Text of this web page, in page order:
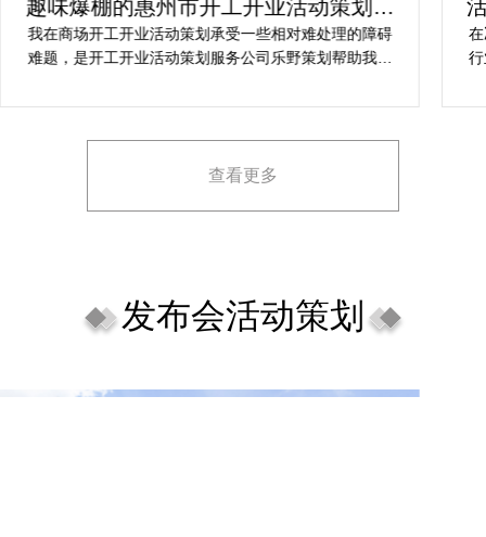
趣味爆棚的惠州市开工开业活动策划方
案精选
我在商场开工开业活动策划承受一些相对难处理的障碍
难题，是开工开业活动策划服务公司乐野策划帮助我完
场开工开业活动策划堪称完美，下次有计划还会选择乐
查看更多
发布会活动策划